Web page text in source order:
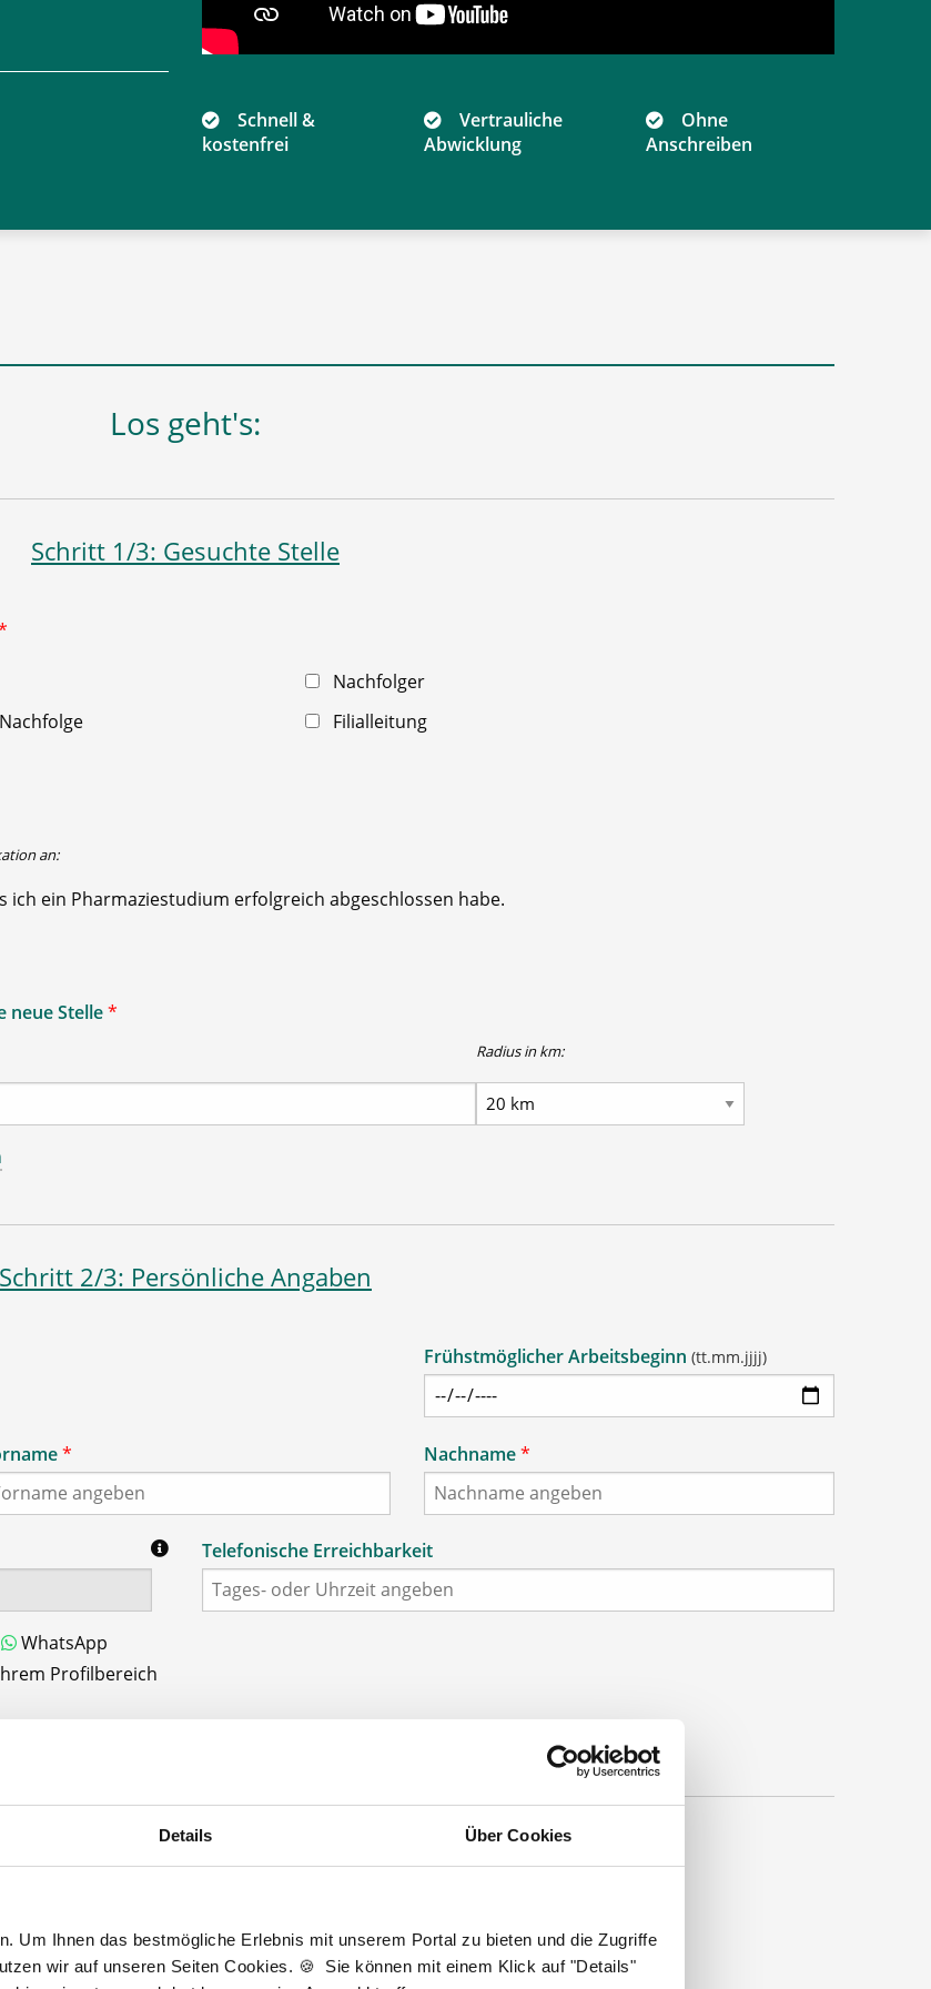
Details Über Cookies
Um Ihnen das bestmögliche Erlebnis mit unserem Portal zu bieten und die Zugriffe
wir auf unseren Seiten Cookies. 🍪 Sie können mit einem Klick auf "Details"
Schnell &
kostenfrei
Vertrauliche
Abwicklung
Ohne
Anschreiben
Los geht's:
Schritt 1/3: Gesuchte Stelle
Nachfolger
Filialleitung
an:
ich ein Pharmaziestudium erfolgreich abgeschlossen habe.
neue Stelle*
Radius in km:
Schritt 2/3: Persönliche Angaben
Frühstmöglicher Arbeitsbeginn (tt.mm.jjjj)
* Nachname*
WhatsApp
Profilbereich
Telefonische Erreichbarkeit
Schritt 3/3: Login-Daten
Passwort *
min. 6 Zeichen